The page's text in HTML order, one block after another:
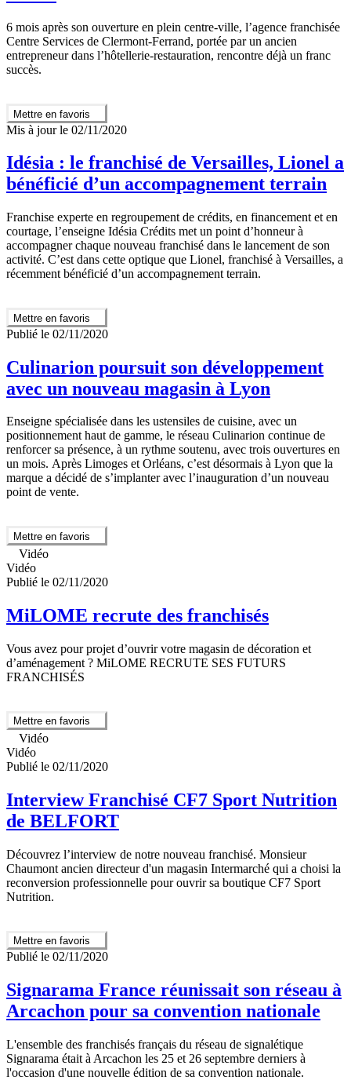
6 mois après son ouverture en plein centre-ville, l’agence franchisée
Centre Services de Clermont-Ferrand, portée par un ancien
entrepreneur dans l’hôtellerie-restauration, rencontre déjà un franc
succès.
Mettre en favoris
Mis à jour le 02/11/2020
Idésia : le franchisé de Versailles, Lionel a
bénéficié d’un accompagnement terrain
Franchise experte en regroupement de crédits, en financement et en
courtage, l’enseigne Idésia Crédits met un point d’honneur à
accompagner chaque nouveau franchisé dans le lancement de son
activité. C’est dans cette optique que Lionel, franchisé à Versailles, a
récemment bénéficié d’un accompagnement terrain.
Mettre en favoris
Publié le 02/11/2020
Culinarion poursuit son développement
avec un nouveau magasin à Lyon
Enseigne spécialisée dans les ustensiles de cuisine, avec un
positionnement haut de gamme, le réseau Culinarion continue de
renforcer sa présence, à un rythme soutenu, avec trois ouvertures en
un mois. Après Limoges et Orléans, c’est désormais à Lyon que la
marque a décidé de s’implanter avec l’inauguration d’un nouveau
point de vente.
Mettre en favoris
Vidéo
Vidéo
Publié le 02/11/2020
MiLOME recrute des franchisés
Vous avez pour projet d’ouvrir votre magasin de décoration et
d’aménagement ? MiLOME RECRUTE SES FUTURS
FRANCHISÉS
Mettre en favoris
Vidéo
Vidéo
Publié le 02/11/2020
Interview Franchisé CF7 Sport Nutrition
de BELFORT
Découvrez l’interview de notre nouveau franchisé. Monsieur
Chaumont ancien directeur d'un magasin Intermarché qui a choisi la
reconversion professionnelle pour ouvrir sa boutique CF7 Sport
Nutrition.
Mettre en favoris
Publié le 02/11/2020
Signarama France réunissait son réseau à
Arcachon pour sa convention nationale
L'ensemble des franchisés français du réseau de signalétique
Signarama était à Arcachon les 25 et 26 septembre derniers à
l'occasion d'une nouvelle édition de sa convention nationale.